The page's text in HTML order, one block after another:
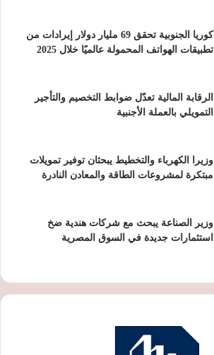
كوريا الجنوبية تحقق 69 مليار دولار إيرادات من
تطبيقات الهواتف المحمولة عالميًا خلال 2025
الرقابة المالية تعدّل ضوابط التخصيم والتأجير
التمويلي بالعملة الأجنبية
وزيرا الكهرباء والتخطيط يبحثان توفير تمويلات
مبتكرة لمشروعات الطاقة والمعادن النادرة
وزير الصناعة يبحث مع شركات هندية ضخ
استثمارات جديدة في السوق المصرية